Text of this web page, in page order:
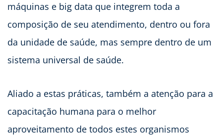
máquinas e big data que integrem toda a
composição de seu atendimento, dentro ou fora
da unidade de saúde, mas sempre dentro de um
sistema universal de saúde.
Aliado a estas práticas, também a atenção para a
capacitação humana para o melhor
aproveitamento de todos estes organismos